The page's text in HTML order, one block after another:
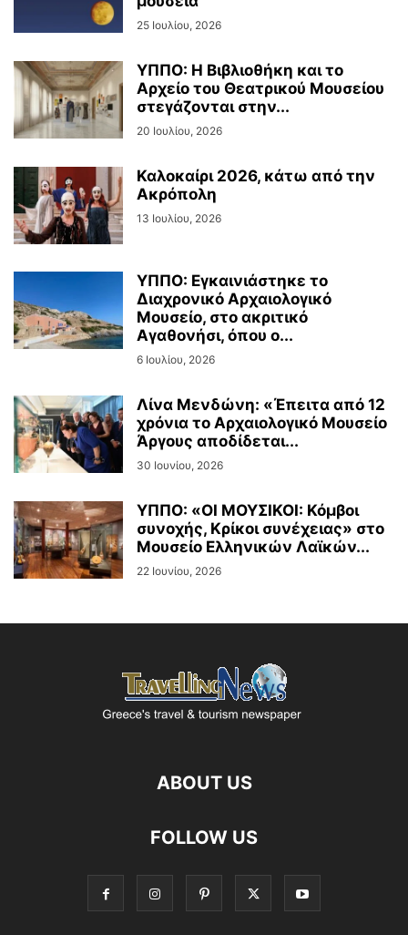
25 Ιουλίου, 2026
ΥΠΠΟ: Η Βιβλιοθήκη και το
Αρχείο του Θεατρικού Μουσείου
στεγάζονται στην...
20 Ιουλίου, 2026
Καλοκαίρι 2026, κάτω από την
Ακρόπολη
13 Ιουλίου, 2026
ΥΠΠΟ: Εγκαινιάστηκε το
Διαχρονικό Αρχαιολογικό
Μουσείο, στο ακριτικό
Αγαθονήσι, όπου ο...
6 Ιουλίου, 2026
Λίνα Μενδώνη: «Έπειτα από 12
χρόνια το Αρχαιολογικό Μουσείο
Άργους αποδίδεται...
30 Ιουνίου, 2026
ΥΠΠΟ: «ΟΙ ΜΟΥΣΙΚΟΙ: Κόμβοι
συνοχής, Κρίκοι συνέχειας» στο
Μουσείο Ελληνικών Λαϊκών...
22 Ιουνίου, 2026
ABOUT US
FOLLOW US